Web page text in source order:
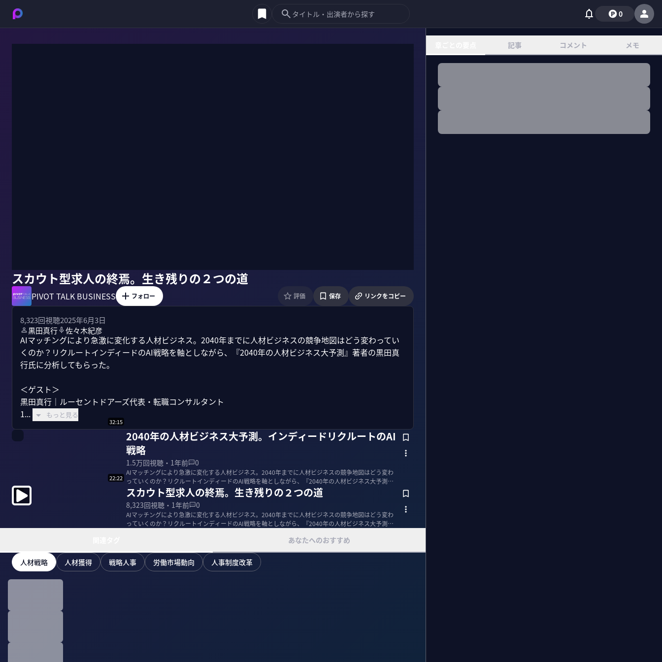
0
スカウト型求人の終焉。生き残りの２つの道
PIVOT TALK BUSINESS フォロー 評価 保存 リンクをコピー
8,323回視聴2025年6月3日
黒田真行
佐々木紀彦
AIマッチングにより急激に変化する人材ビジネス。2040年までに人材ビジネスの競争地図はどう変わってい
くのか？リクルートインディードのAI戦略を軸としながら、『2040年の人材ビジネス大予測』著者の黒田真
行氏に分析してもらった。
＜ゲスト＞
黒田真行｜ルーセントドアーズ代表・転職コンサルタント
1...
もっと見る
32:15
2040年の人材ビジネス大予測。インディードリクルートのAI
戦略
1.5万回視聴・ 1年前 0
AIマッチングにより急激に変化する人材ビジネス。2040年までに人材ビジネスの競争地図はどう変わ
っていくのか？リクルートインディードのAI戦略を軸としながら、『2040年の人材ビジネス大予測』
著者の黒...
22:22
スカウト型求人の終焉。生き残りの２つの道
8,323回視聴・ 1年前 0
AIマッチングにより急激に変化する人材ビジネス。2040年までに人材ビジネスの競争地図はどう変わ
っていくのか？リクルートインディードのAI戦略を軸としながら、『2040年の人材ビジネス大予測』
あなたへのおすすめ
人材戦略 人材獲得 戦略人事 労働市場動向 人事制度改革
記事 コメント メモ